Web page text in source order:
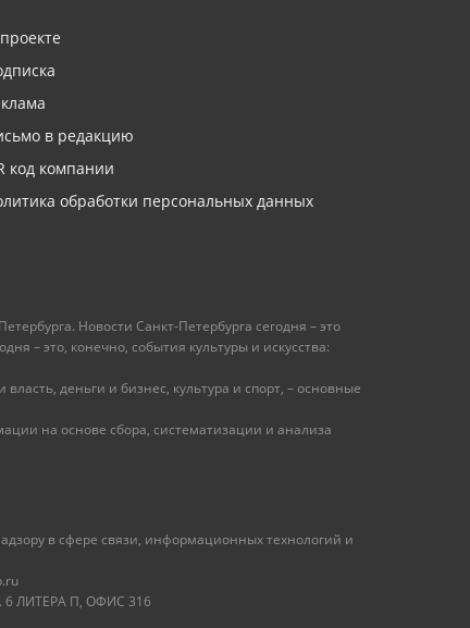
в редакцию
код компании
обработки персональных данных
Новости Санкт-Петербурга сегодня – это
– это, конечно, события культуры и искусства:
деньги и бизнес, культура и спорт, – основные
на основе сбора, систематизации и анализа
в сфере связи, информационных технологий и
6 ЛИТЕРА П, ОФИС 316